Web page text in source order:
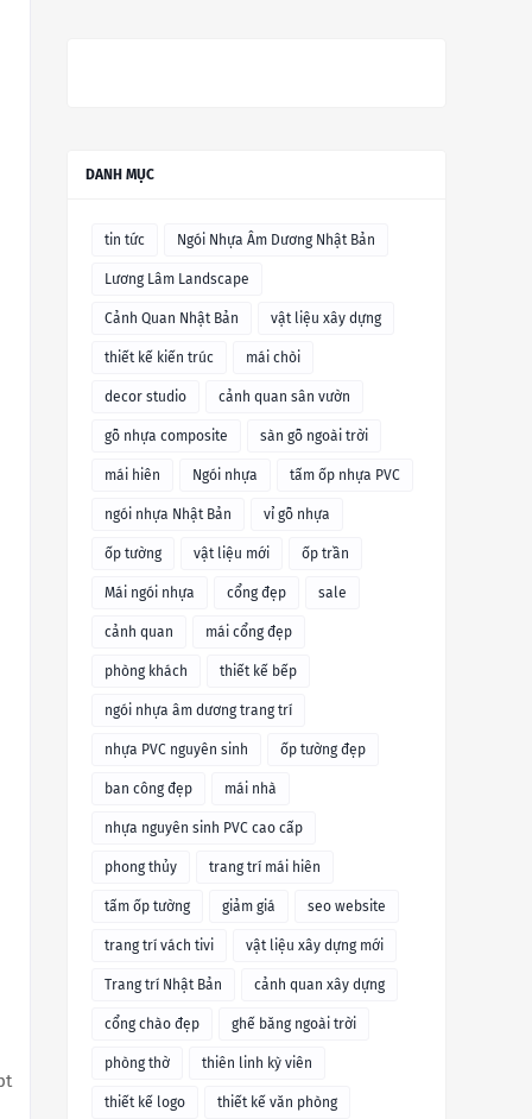
DANH MỤC
tin tức Ngói Nhựa Âm Dương Nhật Bản
Lương Lâm Landscape
Cảnh Quan Nhật Bản vật liệu xây dựng
thiết kế kiến trúc mái chòi
decor studio cảnh quan sân vườn
gỗ nhựa composite sàn gỗ ngoài trời
mái hiên Ngói nhựa tấm ốp nhựa PVC
ngói nhựa Nhật Bản vỉ gỗ nhựa
ốp tường vật liệu mới ốp trần
Mái ngói nhựa cổng đẹp sale
cảnh quan mái cổng đẹp
phòng khách thiết kế bếp
ngói nhựa âm dương trang trí
nhựa PVC nguyên sinh ốp tường đẹp
ban công đẹp mái nhà
nhựa nguyên sinh PVC cao cấp
phong thủy trang trí mái hiên
tấm ốp tường giảm giá seo website
trang trí vách tivi vật liệu xây dựng mới
Trang trí Nhật Bản cảnh quan xây dựng
cổng chào đẹp ghế băng ngoài trời
phòng thờ thiên linh kỳ viên
thiết kế logo thiết kế văn phòng